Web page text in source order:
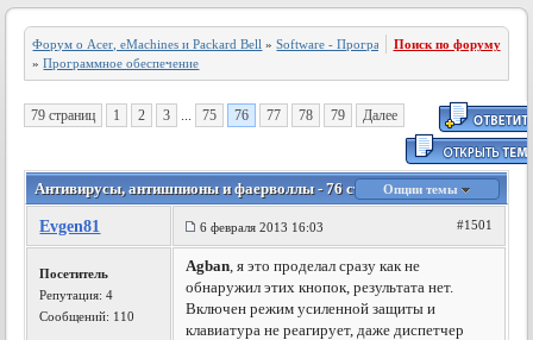
Форум о Acer, eMachines и Packard Bell »Software - Программное обеспечение
»Программное обеспечение
Поиск по форуму
79 страниц 1 2 3 ... 75 76 77 78 79 Далее
Антивирусы, антишпионы и фаерволлы - 76 страницаОпции темы
Evgen81 6 февраля 2013 16:03 #1501
Посетитель
Репутация:4
Сообщений: 110
Agban, я это проделал сразу как не
обнаружил этих кнопок, результата нет.
Включен режим усиленной защиты и
клавиатура не реагирует, даже диспетчер